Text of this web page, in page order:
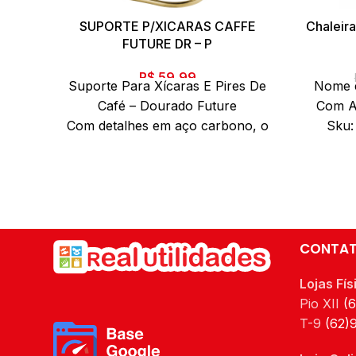
SUPORTE P/XICARAS CAFFE
FUTURE DR – P
R$ 59,99
Suporte Para Xícaras E Pires De
Café – Dourado Future
Com detalhes em aço carbono, o
cafés e chás mais sofisticados e
mais organizados.
superficial da Future -
onde são aplicadas até 4 camadas
Nome
Com
Lojas
Pio XII
T-9